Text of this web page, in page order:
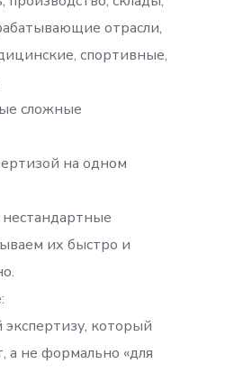
отрасли,
спортивные,
сложные
на одном
их быстро и
который
а не формально «для